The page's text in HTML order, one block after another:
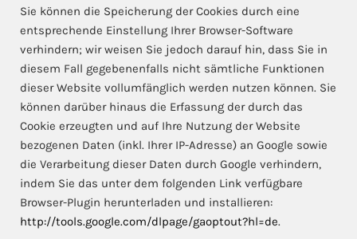
Sie können die Speicherung der Cookies durch eine
entsprechende Einstellung Ihrer Browser-Software
verhindern; wir weisen Sie jedoch darauf hin, dass Sie in
diesem Fall gegebenenfalls nicht sämtliche Funktionen
dieser Website vollumfänglich werden nutzen können. Sie
können darüber hinaus die Erfassung der durch das
Cookie erzeugten und auf Ihre Nutzung der Website
bezogenen Daten (inkl. Ihrer IP-Adresse) an Google sowie
die Verarbeitung dieser Daten durch Google verhindern,
indem Sie das unter dem folgenden Link verfügbare
Browser-Plugin herunterladen und installieren:
http://tools.google.com/dlpage/gaoptout?hl=de.